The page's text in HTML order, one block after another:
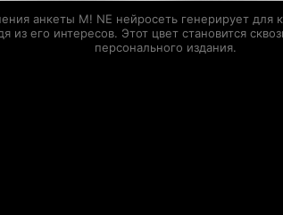
анкеты M! NE нейросеть генерирует для
из его интересов. Этот цвет становится
персонального издания.